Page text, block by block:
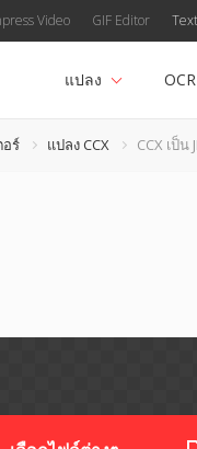
Video GIF Editor
แปลง OCR
อร์ แปลง CCX CCX เป็น